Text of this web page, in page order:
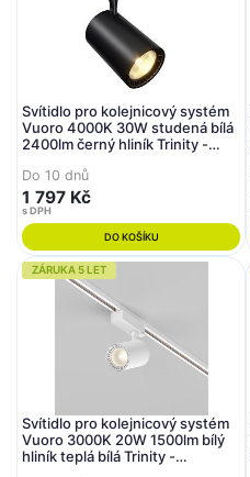
Svítidlo pro kolejnicový systém
Vuoro 4000K 30W studená bílá
2400lm černý hliník Trinity -
Do 10 dnů
1 797 Kč
s DPH
DO KOŠÍKU
ZÁRUKA 5 LET
Svítidlo pro kolejnicový systém
Vuoro 3000K 20W 1500lm bílý
hliník teplá bílá Trinity -